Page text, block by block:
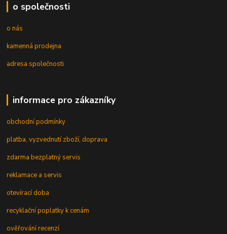
o společnosti
o nás
kamenná prodejna
adresa společnosti
informace pro zákazníky
obchodní podmínky
platba, vyzvednutí zboží, doprava
zdarma bezplatný servis
reklamace a servis
otevírací doba
recyklační poplatky k cenám
ověřování recenzí